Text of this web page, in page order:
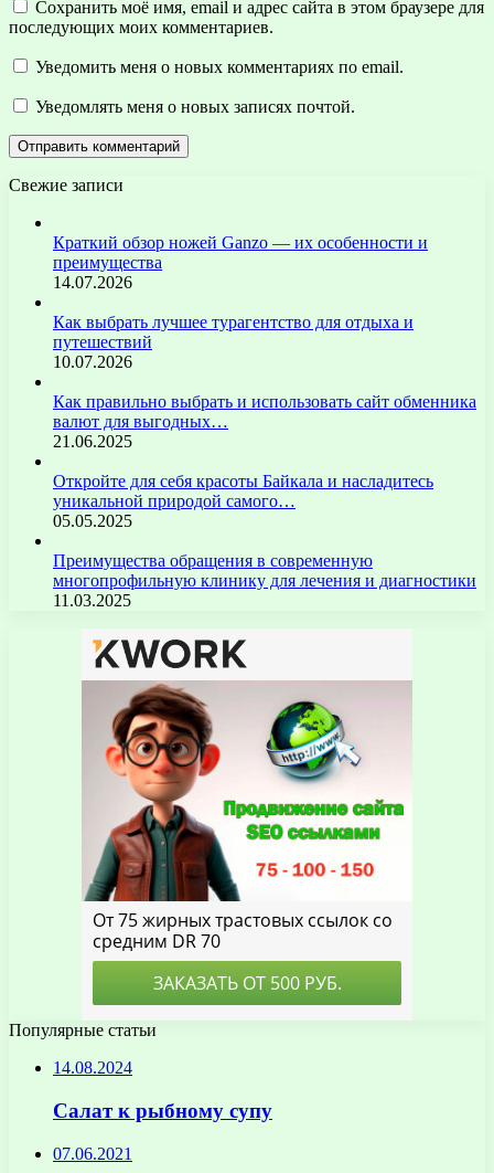
Сохранить моё имя, email и адрес сайта в этом браузере для
последующих моих комментариев.
Уведомить меня о новых комментариях по email.
Уведомлять меня о новых записях почтой.
Свежие записи
Краткий обзор ножей Ganzo — их особенности и
преимущества
14.07.2026
Как выбрать лучшее турагентство для отдыха и
путешествий
10.07.2026
Как правильно выбрать и использовать сайт обменника
валют для выгодных…
21.06.2025
Откройте для себя красоты Байкала и насладитесь
уникальной природой самого…
05.05.2025
Преимущества обращения в современную
многопрофильную клинику для лечения и диагностики
11.03.2025
Популярные статьи
14.08.2024
Салат к рыбному супу
07.06.2021